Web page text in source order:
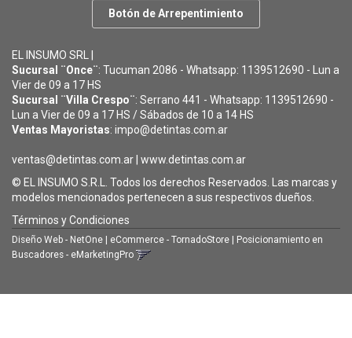
Botón de Arrepentimiento
EL INSUMO SRL |
Sucursal ¨Once¨: Tucuman 2086 - Whatsapp: 1139512690 - Lun a
Vier de 09 a 17 HS
Sucursal ¨Villa Crespo¨: Serrano 441 - Whatsapp: 1139512690 -
Lun a Vier de 09 a 17 HS / Sábados de 10 a 14 HS
Ventas Mayoristas: impo@detintas.com.ar
ventas@detintas.com.ar www.detintas.com.ar
© EL INSUMO S.R.L. Todos los derechos Reservados. Las marcas y
modelos mencionados pertenecen a sus respectivos dueños.
Términos y Condiciones
Diseño Web - NetOne eCommerce - TornadoStore
Posicionamiento en
Buscadores - eMarketingPro